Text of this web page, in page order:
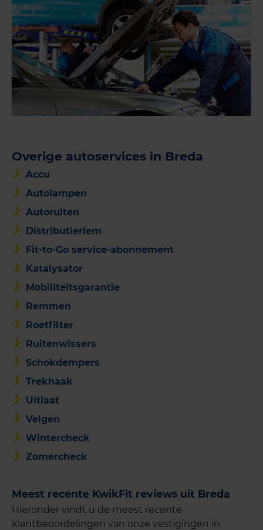
Overige autoservices in Breda
Accu
Autolampen
Autoruiten
Distributieriem
Fit-to-Go service-abonnement
Katalysator
Mobiliteitsgarantie
Remmen
Roetfilter
Ruitenwissers
Schokdempers
Trekhaak
Uitlaat
Velgen
Wintercheck
Zomercheck
Meest recente KwikFit reviews uit Breda
Hieronder vindt u de meest recente
klantbeoordelingen van onze vestigingen in